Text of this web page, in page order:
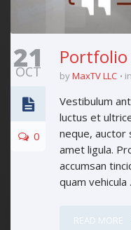
21
OCT
0
Portfolio
byMaxTV LLC in
Vestibulum
luctus et
neque, auctor
amet ligula.
accumsan
quam vehicula
READ MORE